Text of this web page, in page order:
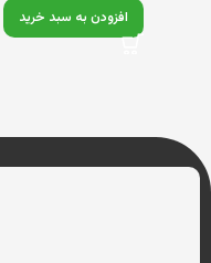
افزودن به سبد خرید